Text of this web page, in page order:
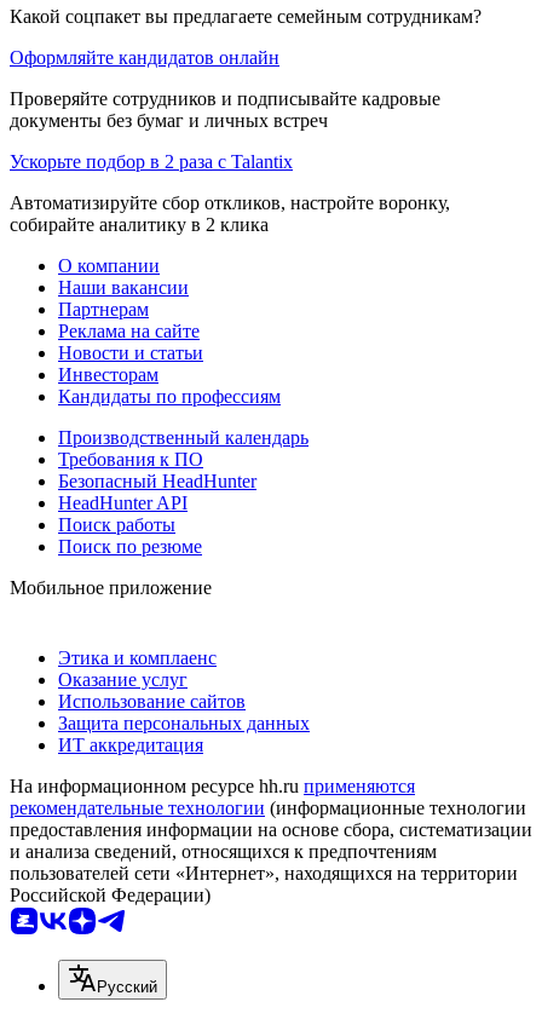
Какой соцпакет вы предлагаете семейным сотрудникам?
Оформляйте кандидатов онлайн
Проверяйте сотрудников и подписывайте кадровые
документы без бумаг и личных встреч
Ускорьте подбор в 2 раза с Talantix
Автоматизируйте сбор откликов, настройте воронку,
собирайте аналитику в 2 клика
О компании
Наши вакансии
Партнерам
Реклама на сайте
Новости и статьи
Инвесторам
Кандидаты по профессиям
Производственный календарь
Требования к ПО
Безопасный HeadHunter
HeadHunter API
Поиск работы
Поиск по резюме
Мобильное приложение
Этика и комплаенс
Оказание услуг
Использование сайтов
Защита персональных данных
ИТ аккредитация
На информационном ресурсе hh.ru применяются
рекомендательные технологии (информационные технологии
предоставления информации на основе сбора, систематизации
и анализа сведений, относящихся к предпочтениям
пользователей сети «Интернет», находящихся на территории
Российской Федерации)
Русский